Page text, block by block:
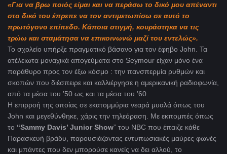
«Για να βρω ποιός είμαι και να περάσω το δικό μου απέναντι
στο δικό του έπρεπε να τον αντιμετωπίσω σε αυτό το
πρωτόγονο επίπεδο. Κάποια στιγμή, κουράστηκα να τις
τρώω και σταμάτησα να επικοινωνώ μαζί του εντελώς».
Το σχολείο υπήρξε πραγματικό βάσανο για τον έφηβο John. Τα
ατέλειωτα μοναχικά απογεύματα στο Seymour είχαν μόνο ένα
παράθυρο προς τον έξω κόσμο : την πανσπερμία ρυθμών και
σκοπών που διέσπειρε και καλλιέργησε η αμερικανική ραδιοφωνία,
από τα μέσα του ’50 ως και τα μέσα του ’60.
Η επιρροή της οποίας σε εκατομμύρια νεαρά μυαλά όπως του
John και μεγεθύνθηκε, χάρις την τηλεόραση. Με εκπομπές όπως
το “Sammy Davis’ Junior Show” του ΝBC που έπαιζε κάθε
Παρασκευή βράδυ, παρουσιάζοντας εντυπωσιακές μαύρες φωνές
και μπάντες που δεν μπορούσε κανείς να δει αλλού, το